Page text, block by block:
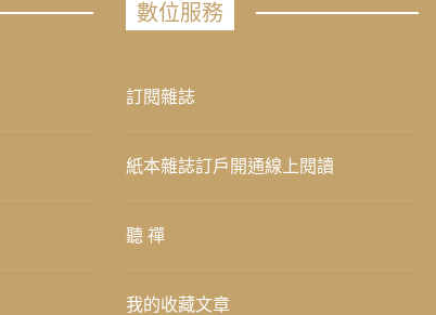
數位服務
訂閱雜誌
紙本雜誌訂戶開通線上閱讀
聽 禪
我的收藏文章